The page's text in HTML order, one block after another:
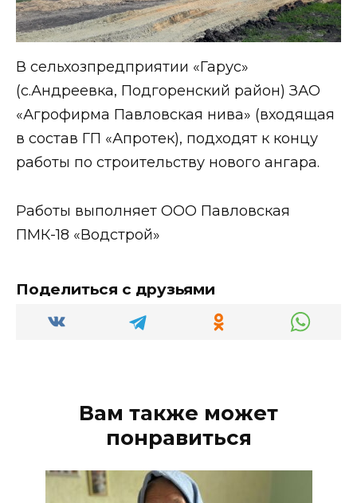
В сельхозпредприятии «Гарус»
(с.Андреевка, Подгоренский район) ЗАО
«Агрофирма Павловская нива» (входящая
в состав ГП «Апротек), подходят к концу
работы по строительству нового ангара.
Работы выполняет ООО Павловская
ПМК-18 «Водстрой»
Поделиться с друзьями
Вам также может
понравиться